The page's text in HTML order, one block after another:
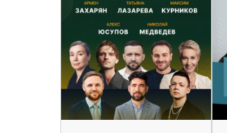
22 Августа
Большая встреча
«Эхо» On Air в
Берлине
Berlin